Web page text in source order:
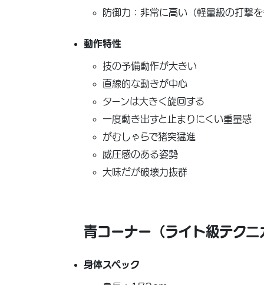
防御力：非常に高い（軽量級の打撃
動作特性
技の予備動作が大きい
直線的な動きが中心
ターンは大きく旋回する
一度動き出すと止まりにくい重量感
がむしゃらで猪突猛進
威圧感のある姿勢
大味だが破壊力抜群
青コーナー（ライト級テクニ
身体スペック